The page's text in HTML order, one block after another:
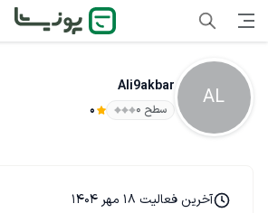
AL
Ali9akbar
سطح ۰ 0
آخرین فعالیت 18 مهر 1404